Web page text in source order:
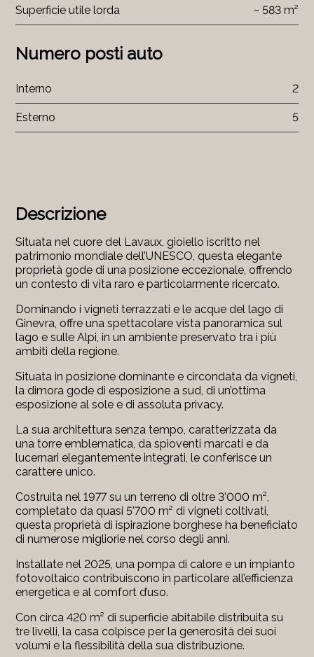
Descrizione
Situata nel cuore del Lavaux, gioiello iscritto nel
patrimonio mondiale dell’UNESCO, questa elegante
proprietà gode di una posizione eccezionale, offrendo
un contesto di vita raro e particolarmente ricercato.
Dominando i vigneti terrazzati e le acque del lago di
Ginevra, offre una spettacolare vista panoramica sul
lago e sulle Alpi, in un ambiente preservato tra i più
ambiti della regione.
Situata in posizione dominante e circondata da vigneti,
la dimora gode di esposizione a sud, di un’ottima
esposizione al sole e di assoluta privacy.
La sua architettura senza tempo, caratterizzata da
una torre emblematica, da spioventi marcati e da
lucernari elegantemente integrati, le conferisce un
carattere unico.
Costruita nel 1977 su un terreno di oltre 3’000 m²,
completato da quasi 5’700 m² di vigneti coltivati,
questa proprietà di ispirazione borghese ha beneficiato
di numerose migliorie nel corso degli anni.
Installate nel 2025, una pompa di calore e un impianto
fotovoltaico contribuiscono in particolare all’efficienza
energetica e al comfort d’uso.
Con circa 420 m² di superficie abitabile distribuita su
tre livelli, la casa colpisce per la generosità dei suoi
volumi e la flessibilità della sua distribuzione.
Superficie utile lorda ~ 583 m²
Numero posti auto
Interno 2
Esterno 5